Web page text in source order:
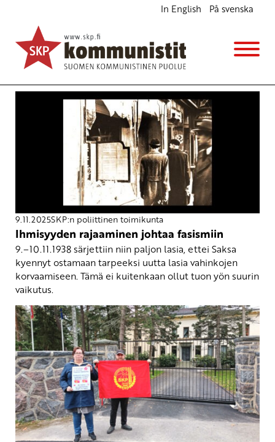
In English På svenska
demokratia
9.11.2025SKP:n poliittinen toimikunta
Ihmisyyden rajaaminen johtaa fasismiin
9.–10.11.1938 särjettiin niin paljon lasia, ettei Saksa
kyennyt ostamaan tarpeeksi uutta lasia vahinkojen
korvaamiseen. Tämä ei kuitenkaan ollut tuon yön suurin
vaikutus.